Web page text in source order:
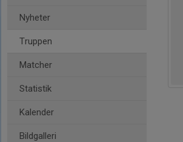
Nyheter
Truppen
Matcher
Statistik
Kalender
Bildgalleri